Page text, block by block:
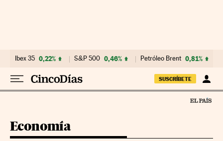
Ibex 35 0,22% S&P 500 0,46% Petróleo Brent 0,81%
SUSCRÍBETE
Economía